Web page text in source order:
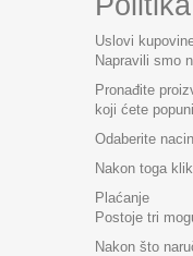
Uslovi
Napravili smo
Pronađite
koji ćete
Odaberite
Nakon toga
Plaćanje
Postoje tri
Nakon što